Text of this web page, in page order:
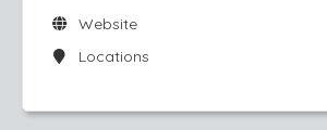
Website
Locations